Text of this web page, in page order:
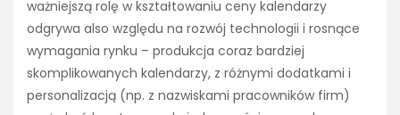
ważniejszą rolę w kształtowaniu ceny kalendarzy
odgrywa also względu na rozwój technologii i rosnące
wymagania rynku – produkcja coraz bardziej
skomplikowanych kalendarzy, z różnymi dodatkami i
personalizacją (np. z nazwiskami pracowników firm)